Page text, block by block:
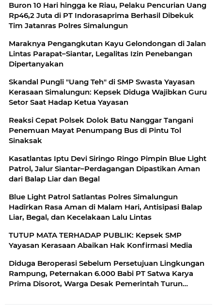
Buron 10 Hari hingga ke Riau, Pelaku Pencurian Uang
Rp46,2 Juta di PT Indorasaprima Berhasil Dibekuk
Tim Jatanras Polres Simalungun
Maraknya Pengangkutan Kayu Gelondongan di Jalan
Lintas Parapat–Siantar, Legalitas Izin Penebangan
Dipertanyakan
Skandal Pungli "Uang Teh" di SMP Swasta Yayasan
Kerasaan Simalungun: Kepsek Diduga Wajibkan Guru
Setor Saat Hadap Ketua Yayasan
Reaksi Cepat Polsek Dolok Batu Nanggar Tangani
Penemuan Mayat Penumpang Bus di Pintu Tol
Sinaksak
Kasatlantas Iptu Devi Siringo Ringo Pimpin Blue Light
Patrol, Jalur Siantar–Perdagangan Dipastikan Aman
dari Balap Liar dan Begal
Blue Light Patrol Satlantas Polres Simalungun
Hadirkan Rasa Aman di Malam Hari, Antisipasi Balap
Liar, Begal, dan Kecelakaan Lalu Lintas
TUTUP MATA TERHADAP PUBLIK: Kepsek SMP
Yayasan Kerasaan Abaikan Hak Konfirmasi Media
Diduga Beroperasi Sebelum Persetujuan Lingkungan
Rampung, Peternakan 6.000 Babi PT Satwa Karya
Prima Disorot, Warga Desak Pemerintah Turun